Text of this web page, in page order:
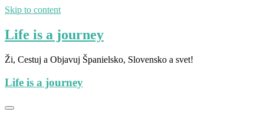
Skip to content
Life is a journey
Ži, Cestuj a Objavuj Španielsko, Slovensko a svet!
Life is a journey